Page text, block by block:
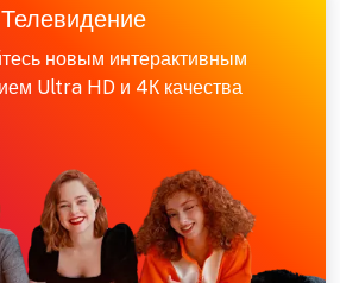
Телевидение
новым интерактивным
Ultra HD и 4К качества